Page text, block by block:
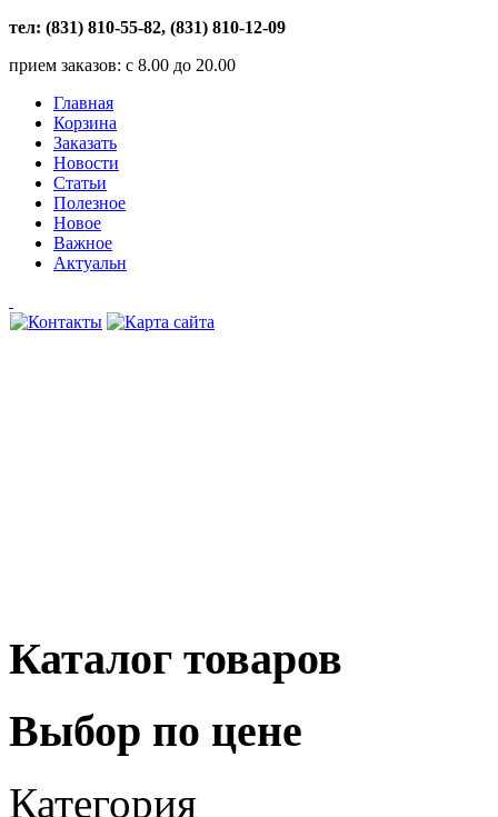
тел: (831) 810-55-82, (831) 810-12-09
прием заказов: с 8.00 до 20.00
Главная
Корзина
Заказать
Новости
Статьи
Полезное
Новое
Важное
Актуальн
Каталог товаров
Выбор по цене
Категория